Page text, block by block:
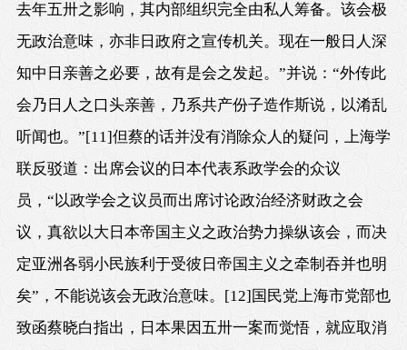
去年五卅之影响，其内部组织完全由私人筹备。该会极
无政治意味，亦非日政府之宣传机关。现在一般日人深
知中日亲善之必要，故有是会之发起。”并说：“外传此
会乃日人之口头亲善，乃系共产份子造作斯说，以淆乱
听闻也。”[11]但蔡的话并没有消除众人的疑问，上海学
联反驳道：出席会议的日本代表系政学会的众议
员，“以政学会之议员而出席讨论政治经济财政之会
议，真欲以大日本帝国主义之政治势力操纵该会，而决
定亚洲各弱小民族利于受彼日帝国主义之牵制吞并也明
矣”，不能说该会无政治意味。
[12] 国民党上海市党部也
致函蔡晓白指出，日本果因五卅一案而觉悟，就应取消